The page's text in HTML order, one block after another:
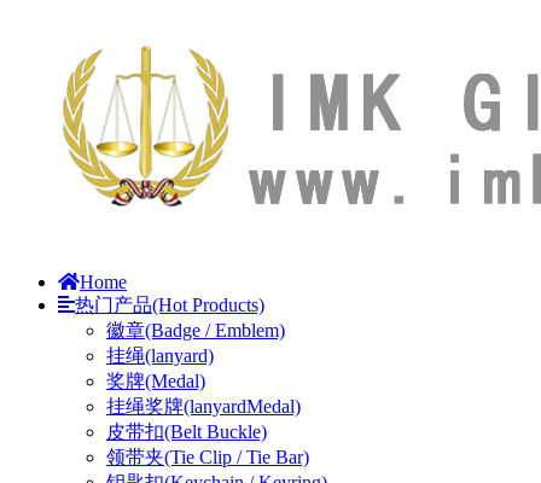
Home
热门产品(Hot Products)
徽章(Badge / Emblem)
挂绳(lanyard)
奖牌(Medal)
挂绳奖牌(lanyardMedal)
皮带扣(Belt Buckle)
领带夹(Tie Clip / Tie Bar)